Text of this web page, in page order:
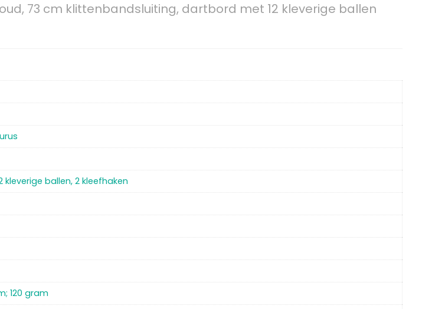
73 cm klittenbandsluiting, dartbord met 12 kleverige ballen
kleverige ballen, 2 kleefhaken
120 gram